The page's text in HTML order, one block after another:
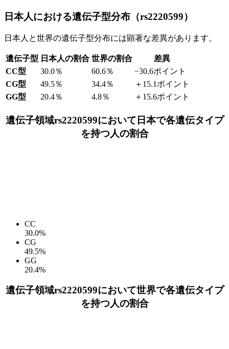
日本人における遺伝子型分布（rs2220599）
日本人と世界の遺伝子型分布には顕著な差異があります。
遺伝子型 日本人の割合 世界の割合
差異
CC型
30.0％ 60.6％
−30.6ポイント
CG型
49.5％ 34.4％
＋15.1ポイント
GG型
20.4％ 4.8％ ＋15.6ポイント
遺伝子領域rs2220599において日本で各遺伝タイプ
を持つ人の割合
CC
30.0%
CG
49.5%
GG
20.4%
遺伝子領域rs2220599において世界で各遺伝タイプ
を持つ人の割合